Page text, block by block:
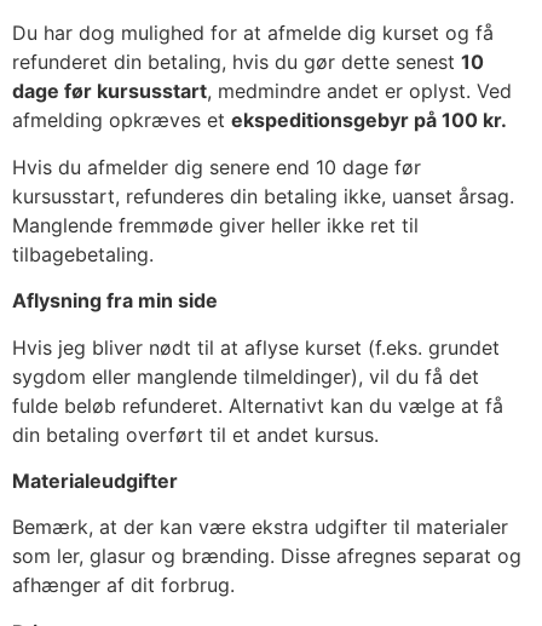
Du har dog mulighed for at afmelde dig kurset og få
refunderet din betaling, hvis du gør dette senest 10
dage før kursusstart, medmindre andet er oplyst. Ved
afmelding opkræves et ekspeditionsgebyr på 100 kr.
Hvis du afmelder dig senere end 10 dage før
kursusstart, refunderes din betaling ikke, uanset årsag.
Manglende fremmøde giver heller ikke ret til
tilbagebetaling.
Aflysning fra min side
Hvis jeg bliver nødt til at aflyse kurset (f.eks. grundet
sygdom eller manglende tilmeldinger), vil du få det
fulde beløb refunderet. Alternativt kan du vælge at få
din betaling overført til et andet kursus.
Materialeudgifter
Bemærk, at der kan være ekstra udgifter til materialer
som ler, glasur og brænding. Disse afregnes separat og
afhænger af dit forbrug.